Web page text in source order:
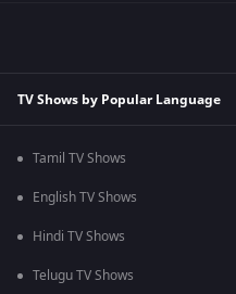
TV Shows by Popular Language
Tamil TV Shows
English TV Shows
Hindi TV Shows
Telugu TV Shows